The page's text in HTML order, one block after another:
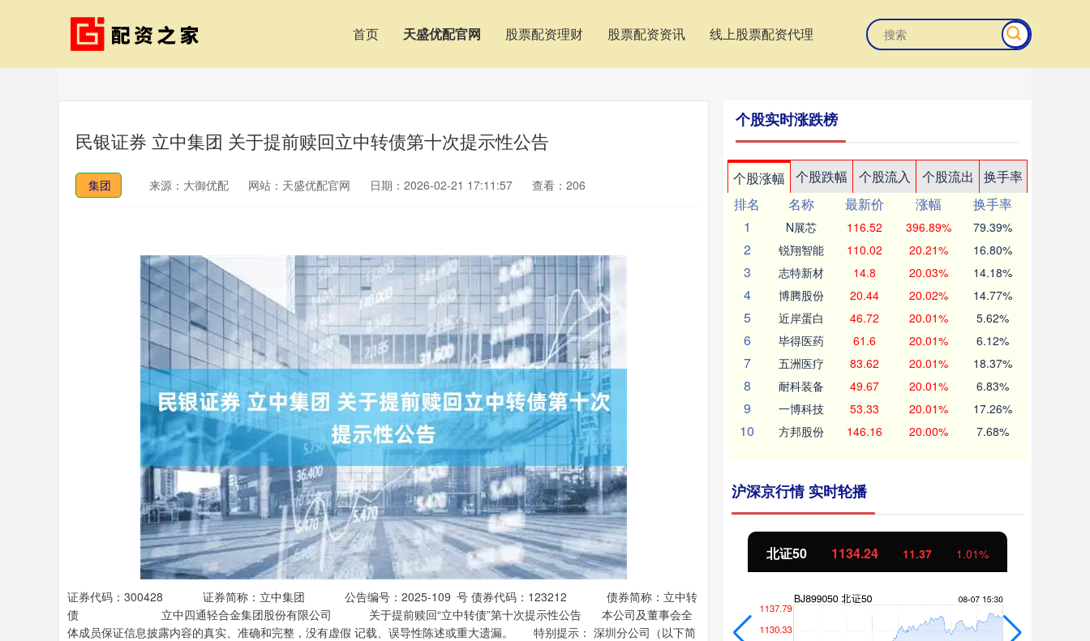
首页 天盛优配官网 股票配资理财 股票配资资讯 线上股票配资代理
民银证券 立中集团 关于提前赎回立中转债第十次提示性公告
集团 来源：大御优配 网站：天盛优配官网 日期：2026-02-21 17:11:57 查看：206
证券代码：300428 证券简称：立中集团 公告编号：2025-109 号 债券代码：123212 债券简称：立中转
债 立中四通轻合金集团股份有限公司 关于提前赎回“立中转债”第十次提示性公告 本公司及董事会全
体成员保证信息披露内容的真实、准确和完整，没有虚假 记载、误导性陈述或重大遗漏。 特别提示： 深圳分公司（以下简
个股实时涨跌榜
个股涨幅 个股跌幅 个股流入 个股流出
换手率
排名
名称 最新价 涨幅
换手率
1
N展芯 116.52 396.89% 79.39%
2 锐翔智能 110.02 20.21% 16.80%
3 志特新材 14.8 20.03% 14.18%
4 博腾股份 20.44 20.02% 14.77%
5 近岸蛋白 46.72 20.01% 5.62%
6 毕得医药 61.6 20.01% 6.12%
7 五洲医疗 83.62 20.01% 18.37%
8 耐科装备 49.67 20.01% 6.83%
9 一博科技 53.33 20.01% 17.26%
10 方邦股份 146.16 20.00% 7.68%
沪深京行情 实时轮播
深证成指 14311.01 200.89 1.42% 沪深300 4694.44 43.13 北证50 1134.24 11.37 1.01%